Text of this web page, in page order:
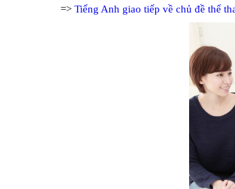
=> Tiếng Anh giao tiếp về chủ đề thể